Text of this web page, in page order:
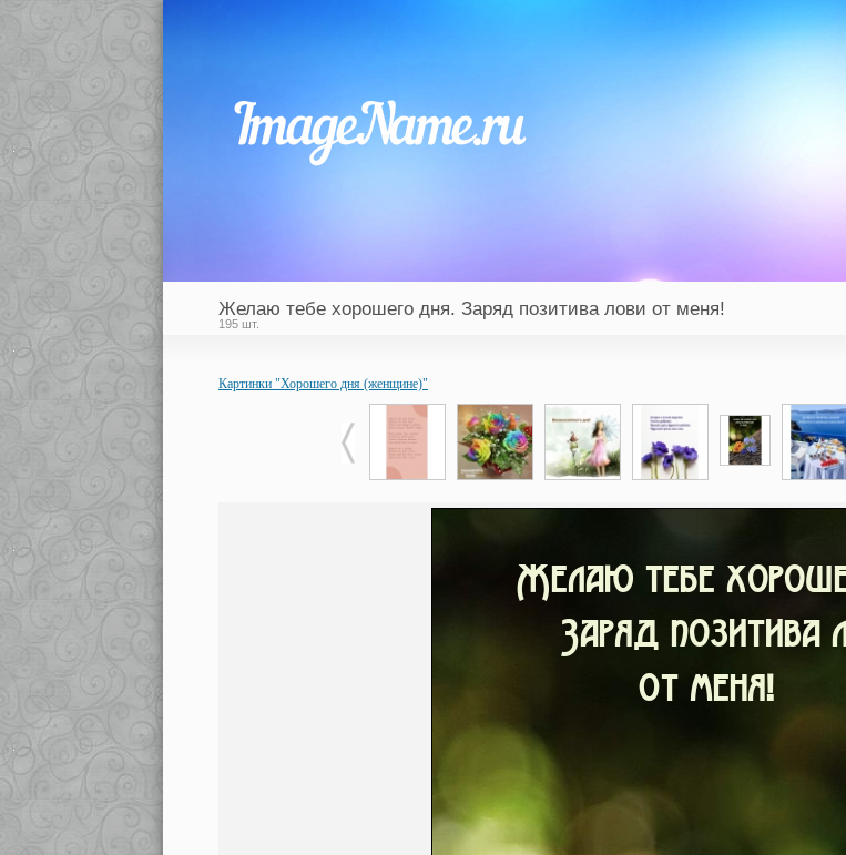
Желаю тебе хорошего дня. Заряд позитива лови от меня!
195 шт.
Картинки "Хорошего дня (женщине)"